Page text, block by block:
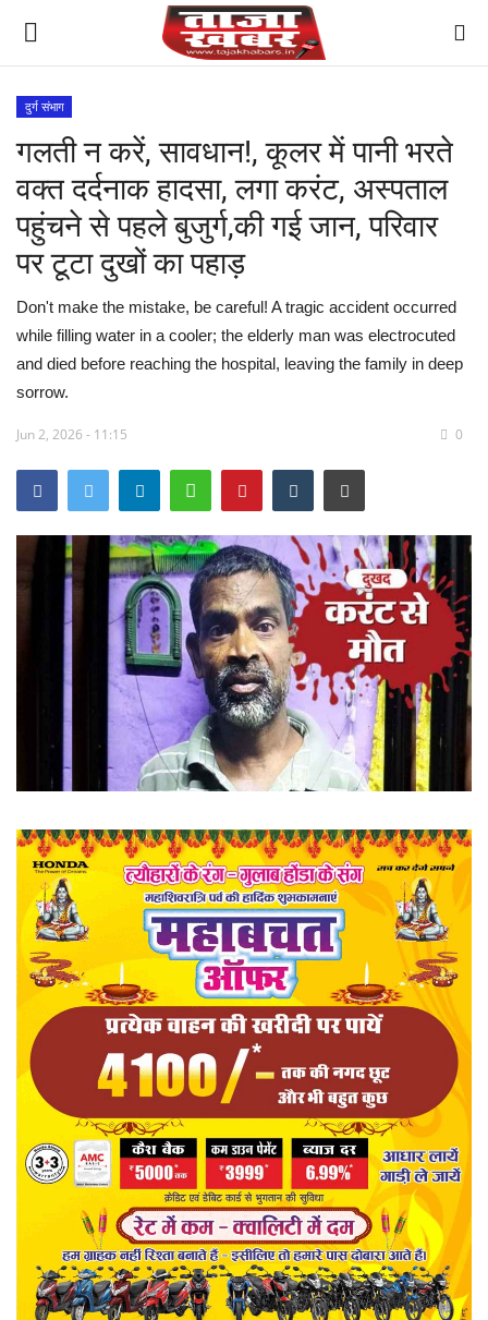
देश
मध्य प्रदेश
विश्व
मुख्य समाचार
विदेश
छत्तीसगढ़
राष्ट्रीय
खेल
राज्य
मनोरंजन
मैगज़ीन की लेख
प्रमुख खबर
हेल्थ
Language
hindi
दुर्ग संभाग
गलती न करें, सावधान!, कूलर में पानी भरते
वक्त दर्दनाक हादसा, लगा करंट, अस्पताल
पहुंचने से पहले बुजुर्ग,की गई जान, परिवार
पर टूटा दुखों का पहाड़
Don't make the mistake, be careful! A tragic accident occurred
while filling water in a cooler; the elderly man was electrocuted
and died before reaching the hospital, leaving the family in deep
sorrow.
Jun 2, 2026 - 11:15 0